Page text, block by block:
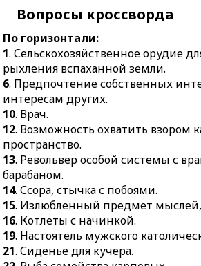
21.Сиденье для кучера.
Рыба семейства
карповых.
24.Устойчивые типы
театральных ролей.
27.Часть почвы,
образующаяся в
результате разложения
растительных и
животных остатков.
29.Основная, главная
мысль, замысел.
30.Музыкальный
инструмент, струны
которого приводятся в
движение пальцами.
верёвок,
18.
20.
память.
тон,
путь
Вопросы кроссворда
По горизонтали:
1. Сельскохозяйственное орудие
рыхления вспаханной земли.
6. Предпочтение собственных
интересам других.
10. Врач.
12. Возможность охватить взором
пространство.
13. Револьвер особой системы с
барабаном.
14. Ссора, стычка с побоями.
15. Излюбленный предмет мыслей,
16. Котлеты с начинкой.
19. Настоятель мужского
21. Сиденье для кучера.